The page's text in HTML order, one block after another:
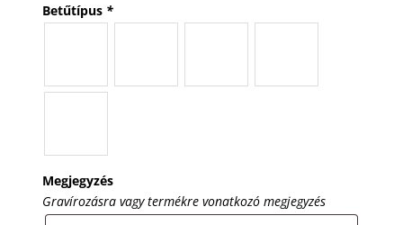
Betűtípus *
Megjegyzés
Gravírozásra vagy termékre vonatkozó megjegyzés